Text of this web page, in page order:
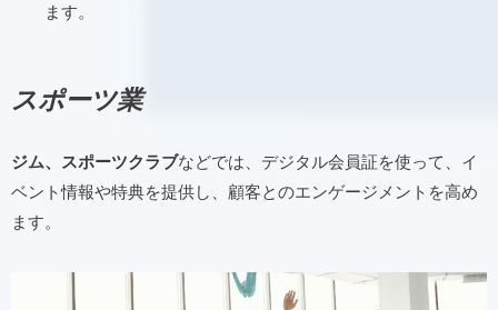
ます。
スポーツ業
ジム、スポーツクラブなどでは、デジタル会員証を使って、イ
ベント情報や特典を提供し、顧客とのエンゲージメントを高め
ます。